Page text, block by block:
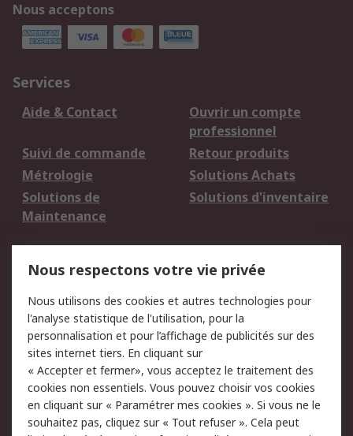
Nous acceptons
Services
Aide & Contact
Ouvrir un compte
professionnel
Suivi de commande
Retour produits
Métrologie
Solutions Achats
Solutions de
Maintenance
Solutions d'inventaire
du site
Politique de protection
des données - Mise à
jour
Sécurité des E-mails
Conditions générales
de vente
Politique anti-
corruption
Campagnes marketing
Nous respectons votre vie privée
Nous utilisons des cookies et autres technologies pour
l'analyse statistique de l'utilisation, pour la
personnalisation et pour l’affichage de publicités sur des
sites internet tiers. En cliquant sur
« Accepter et fermer», vous acceptez le traitement des
cookies non essentiels. Vous pouvez choisir vos cookies
en cliquant sur « Paramétrer mes cookies ». Si vous ne le
souhaitez pas, cliquez sur « Tout refuser ». Cela peut